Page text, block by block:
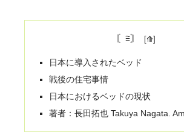
〘≅〙
日本に導入されたベッド
戦後の住宅事情
日本におけるベッドの現状
著者：長田拓也 Takuya Nagata.